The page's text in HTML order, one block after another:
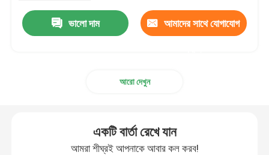
ভালো দাম আমাদের সাথে যোগাযোগ
আরো দেখুন
একটি বার্তা রেখে যান
আমরা শীঘ্রই আপনাকে আবার কল করব!